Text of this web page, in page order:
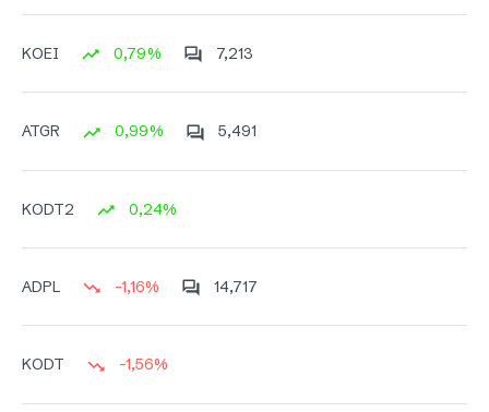
KOEI 0,79% 7,213
ATGR 0,99% 5,491
KODT2 0,24%
ADPL -1,16% 14,717
KODT -1,56%